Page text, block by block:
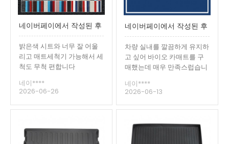
네이버페이에서 작성된 후
기입니다.
밝은색 시트와 너무 잘 어울
리고 매트세척기 가능해서 세
척도 무척 편합니다
네이****
2026-06-26
네이버페이에서 작성된 후
기입니다.
차량 실내를 깔끔하게 유지하
고 싶어 바이오 카매트를 구
매했는데 매우 만족스럽습니
되어 설치가 간편하고, 주행
안정감이 있습니다.
네이****
2026-06-13